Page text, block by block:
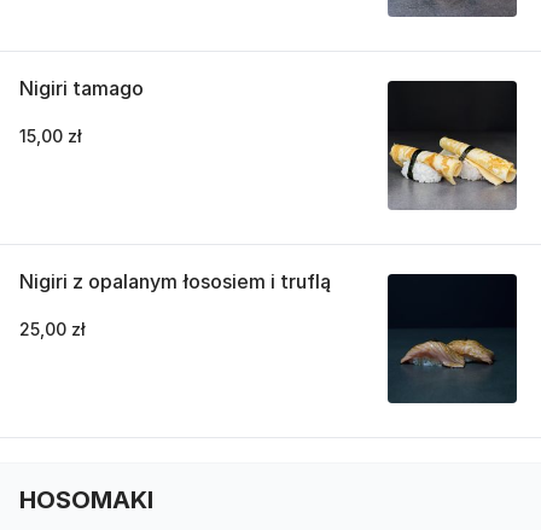
Nigiri tamago
15,00 zł
Nigiri z opalanym łososiem i truflą
25,00 zł
HOSOMAKI